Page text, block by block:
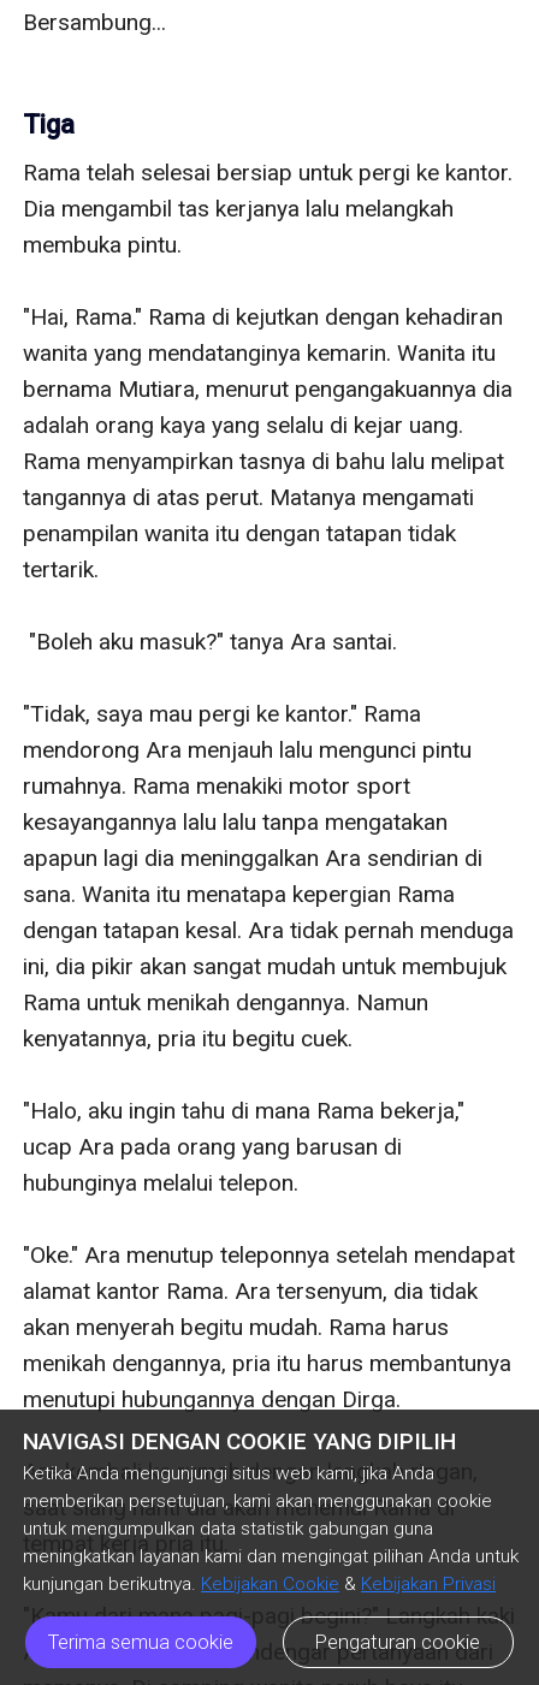
NAVIGASI DENGAN COOKIE YANG DIPILIH
Ketika Anda mengunjungi situs web kami, jika Anda
memberikan persetujuan, kami akan menggunakan cookie
untuk mengumpulkan data statistik gabungan guna
meningkatkan layanan kami dan mengingat pilihan Anda untuk
kunjungan berikutnya. Kebijakan Cookie & Kebijakan Privasi
Terima semua cookie Pengaturan cookie
Bersambung...
Tiga
Rama telah selesai bersiap untuk pergi ke kantor.
Dia mengambil tas kerjanya lalu melangkah
membuka pintu.
"Hai, Rama." Rama di kejutkan dengan kehadiran
wanita yang mendatanginya kemarin. Wanita itu
bernama Mutiara, menurut pengangakuannya dia
adalah orang kaya yang selalu di kejar uang.
Rama menyampirkan tasnya di bahu lalu melipat
tangannya di atas perut. Matanya mengamati
penampilan wanita itu dengan tatapan tidak
tertarik.
"Boleh aku masuk?" tanya Ara santai.
"Tidak, saya mau pergi ke kantor." Rama
mendorong Ara menjauh lalu mengunci pintu
rumahnya. Rama menakiki motor sport
kesayangannya lalu lalu tanpa mengatakan
apapun lagi dia meninggalkan Ara sendirian di
sana. Wanita itu menatapa kepergian Rama
dengan tatapan kesal. Ara tidak pernah menduga
ini, dia pikir akan sangat mudah untuk membujuk
Rama untuk menikah dengannya. Namun
kenyatannya, pria itu begitu cuek.
"Halo, aku ingin tahu di mana Rama bekerja,"
ucap Ara pada orang yang barusan di
hubunginya melalui telepon.
"Oke." Ara menutup teleponnya setelah mendapat
alamat kantor Rama. Ara tersenyum, dia tidak
akan menyerah begitu mudah. Rama harus
menikah dengannya, pria itu harus membantunya
menutupi hubungannya dengan Dirga.
Ara kembali ke rumah dengan langkah ringan,
saat siang nanti dia akan menemui Rama di
tempat kerja pria itu.
"Kamu dari mana pagi-pagi begini?" Langkah kaki
Ara berhenti ketika mendengar pertanyaan dari